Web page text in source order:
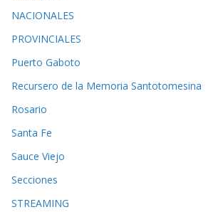
NACIONALES
PROVINCIALES
Puerto Gaboto
Recursero de la Memoria Santotomesina
Rosario
Santa Fe
Sauce Viejo
Secciones
STREAMING